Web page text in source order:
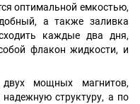
оптимальной емкостью,
а также заливка
каждые два дня,
флакон жидкости, и
мощных магнитов,
структуру, а по